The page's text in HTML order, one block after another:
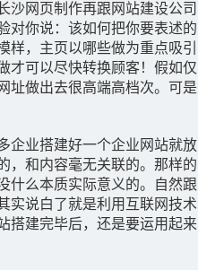
沙网页制作再跟网站建设公司
对你说：该如何把你要表述的
样，主页以哪些做为重点吸引
才可以尽快转换顾客！假如仅
址做出去很高端高档次。可是
企业搭建好一个企业网站就放
，和内容毫无关联的。那样的
什么本质实际意义的。自然跟
实说白了就是利用互联网技术
搭建完毕后，还是要运用起来